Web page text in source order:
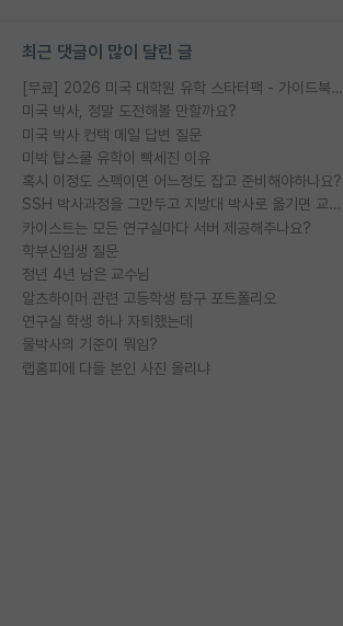
최근 댓글이 많이 달린 글
[무료] 2026 미국 대학원 유학 스타터팩 - 가이드북 & 합격자 컨택메일 템플릿
미국 박사, 정말 도전해볼 만할까요?
미국 박사 컨택 메일 답변 질문
미박 탑스쿨 유학이 빡세진 이유
혹시 이정도 스펙이면 어느정도 잡고 준비해야하나요?
SSH 박사과정을 그만두고 지방대 박사로 옮기면 교수의 꿈은 끝일까요?
카이스트는 모든 연구실마다 서버 제공해주나요?
학부신입생 질문
정년 4년 남은 교수님
알츠하이머 관련 고등학생 탐구 포트폴리오
연구실 학생 하나 자퇴했는데
물박사의 기준이 뭐임?
랩홈피에 다들 본인 사진 올리냐